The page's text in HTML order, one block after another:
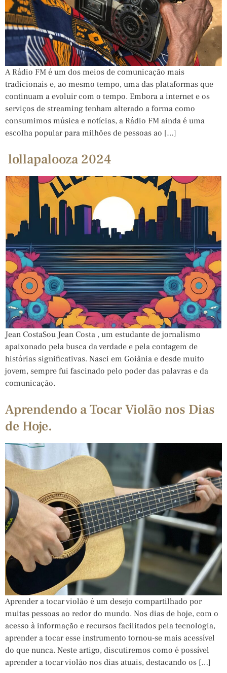
A Rádio FM é um dos meios de comunicação mais
tradicionais e, ao mesmo tempo, uma das plataformas que
continuam a evoluir com o tempo. Embora a internet e os
serviços de streaming tenham alterado a forma como
consumimos música e notícias, a Rádio FM ainda é uma
escolha popular para milhões de pessoas ao […]
lollapalooza 2024
Jean CostaSou Jean Costa , um estudante de jornalismo
apaixonado pela busca da verdade e pela contagem de
histórias significativas. Nasci em Goiânia e desde muito
jovem, sempre fui fascinado pelo poder das palavras e da
comunicação.
Aprendendo a Tocar Violão nos Dias
de Hoje.
Aprender a tocar violão é um desejo compartilhado por
muitas pessoas ao redor do mundo. Nos dias de hoje, com o
acesso à informação e recursos facilitados pela tecnologia,
aprender a tocar esse instrumento tornou-se mais acessível
do que nunca. Neste artigo, discutiremos como é possível
aprender a tocar violão nos dias atuais, destacando os […]